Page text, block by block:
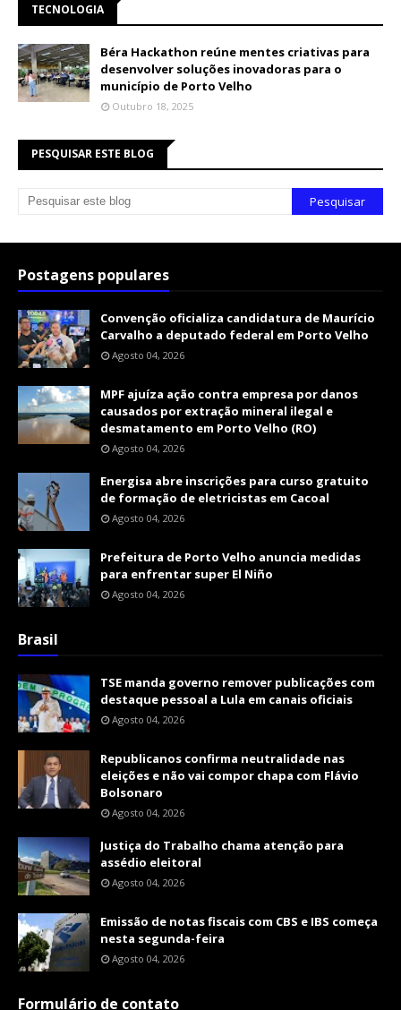
TECNOLOGIA
Béra Hackathon reúne mentes criativas para
desenvolver soluções inovadoras para o
município de Porto Velho
Outubro 18, 2025
PESQUISAR ESTE BLOG
Postagens populares
Convenção oficializa candidatura de Maurício
Carvalho a deputado federal em Porto Velho
Agosto 04, 2026
MPF ajuíza ação contra empresa por danos
causados por extração mineral ilegal e
desmatamento em Porto Velho (RO)
Agosto 04, 2026
Energisa abre inscrições para curso gratuito
de formação de eletricistas em Cacoal
Agosto 04, 2026
Prefeitura de Porto Velho anuncia medidas
para enfrentar super El Niño
Agosto 04, 2026
Brasil
TSE manda governo remover publicações com
destaque pessoal a Lula em canais oficiais
Agosto 04, 2026
Republicanos confirma neutralidade nas
eleições e não vai compor chapa com Flávio
Bolsonaro
Agosto 04, 2026
Justiça do Trabalho chama atenção para
assédio eleitoral
Agosto 04, 2026
Emissão de notas fiscais com CBS e IBS começa
nesta segunda-feira
Agosto 04, 2026
Formulário de contato